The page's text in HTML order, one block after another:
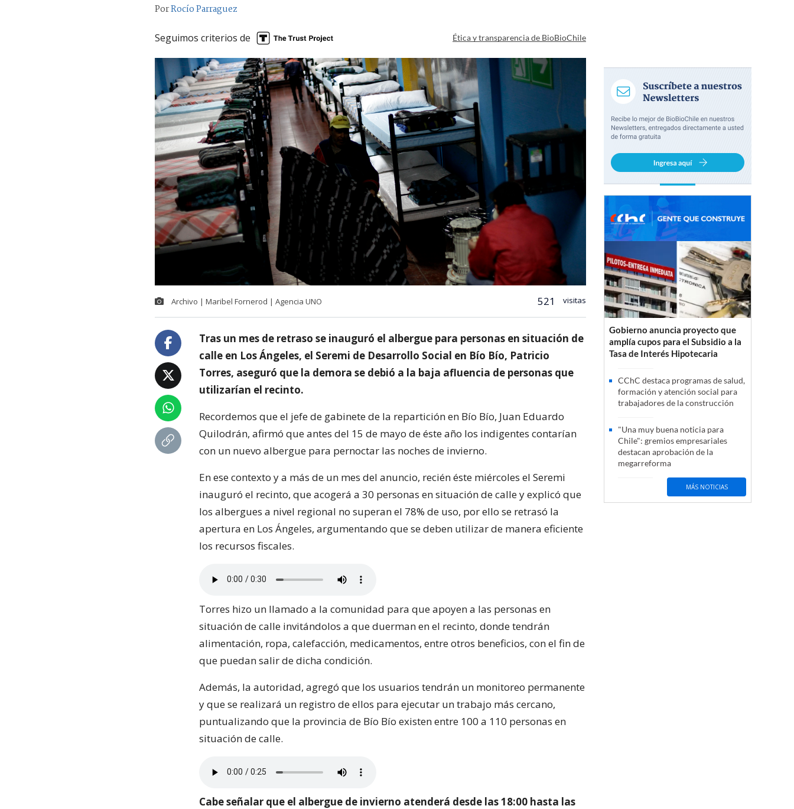
PorRocío Parraguez
Seguimos criterios de Ética y transparencia de BioBioChile
Archivo | Maribel Fornerod | Agencia UNO 521 visitas
Tras un mes de retraso se inauguró el albergue para personas en situación de
calle en Los Ángeles, el Seremi de Desarrollo Social en Bío Bío, Patricio
Torres, aseguró que la demora se debió a la baja afluencia de personas que
utilizarían el recinto.
Recordemos que el jefe de gabinete de la repartición en Bío Bío, Juan Eduardo
Quilodrán, afirmó que antes del 15 de mayo de éste año los indigentes contarían
con un nuevo albergue para pernoctar las noches de invierno.
En ese contexto y a más de un mes del anuncio, recién éste miércoles el Seremi
inauguró el recinto, que acogerá a 30 personas en situación de calle y explicó que
los albergues a nivel regional no superan el 78% de uso, por ello se retrasó la
apertura en Los Ángeles, argumentando que se deben utilizar de manera eficiente
los recursos fiscales.
Torres hizo un llamado a la comunidad para que apoyen a las personas en
situación de calle invitándolos a que duerman en el recinto, donde tendrán
alimentación, ropa, calefacción, medicamentos, entre otros beneficios, con el fin de
que puedan salir de dicha condición.
Además, la autoridad, agregó que los usuarios tendrán un monitoreo permanente
y que se realizará un registro de ellos para ejecutar un trabajo más cercano,
puntualizando que la provincia de Bío Bío existen entre 100 a 110 personas en
situación de calle.
Cabe señalar que el albergue de invierno atenderá desde las 18:00 hasta las
Gobierno anuncia proyecto que
amplía cupos para el Subsidio a la
Tasa de Interés Hipotecaria
CChC destaca programas de salud,
formación y atención social para
trabajadores de la construcción
"Una muy buena noticia para
Chile": gremios empresariales
destacan aprobación de la
megarreforma
MÁS NOTICIAS